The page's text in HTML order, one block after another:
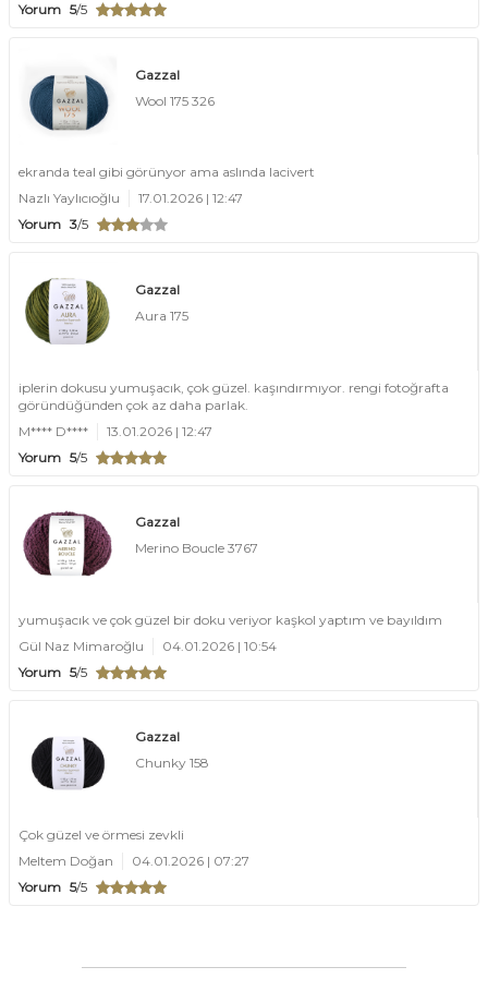
Yorum 5/5
Gazzal
Wool 175 326
ekranda teal gibi görünyor ama aslında lacivert
Nazlı Yaylıcıoğlu
17.01.2026 | 12:47
Yorum 3/5
Gazzal
Aura 175
iplerin dokusu yumuşacık, çok güzel. kaşındırmıyor. rengi fotoğrafta
göründüğünden çok az daha parlak.
M**** D****
13.01.2026 | 12:47
Yorum 5/5
Gazzal
Merino Boucle 3767
yumuşacık ve çok güzel bir doku veriyor kaşkol yaptım ve bayıldım
Gül Naz Mimaroğlu
04.01.2026 | 10:54
Yorum 5/5
Gazzal
Chunky 158
Çok güzel ve örmesi zevkli
Meltem Doğan
04.01.2026 | 07:27
Yorum 5/5